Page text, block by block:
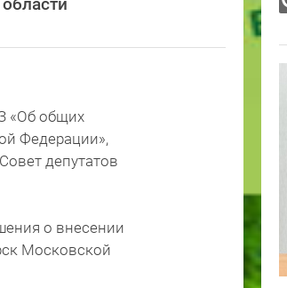
«Об общих
Федерации»,
депутатов
о внесении
Московской